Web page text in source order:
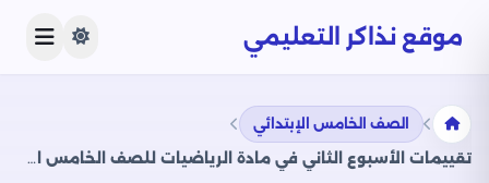
موقع نذاكر التعليمي
الصف الخامس الإبتدائي
تقييمات الأسبوع الثاني في مادة الرياضيات للصف الخامس الابتدائي الترم الثاني 2025 بصيغة PDF